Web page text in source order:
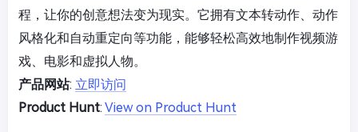
程，让你的创意想法变为现实。它拥有文本转动作、动作
风格化和自动重定向等功能，能够轻松高效地制作视频游
戏、电影和虚拟人物。
产品网站: 立即访问
Product Hunt: View on Product Hunt